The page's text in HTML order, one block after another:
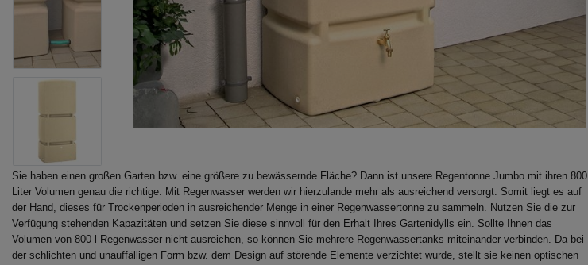
Sie haben einen großen Garten bzw. eine größere zu bewässernde Fläche? Dann ist unsere Regentonne Jumbo mit ihren 800
Liter Volumen genau die richtige. Mit Regenwasser werden wir hierzulande mehr als ausreichend versorgt. Somit liegt es auf
der Hand, dieses für Trockenperioden in ausreichender Menge in einer Regenwassertonne zu sammeln. Nutzen Sie die zur
Verfügung stehenden Kapazitäten und setzen Sie diese sinnvoll für den Erhalt Ihres Gartenidylls ein. Sollte Ihnen das
Volumen von 800 l Regenwasser nicht ausreichen, so können Sie mehrere Regenwassertanks miteinander verbinden. Da bei
der schlichten und unauffälligen Form bzw. dem Design auf störende Elemente verzichtet wurde, stellt sie keinen optischen